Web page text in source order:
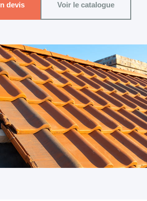
devis Voir le catalogue